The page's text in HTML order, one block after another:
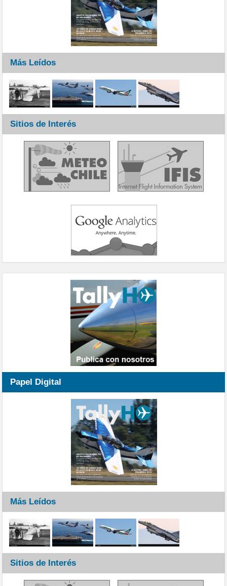
Más Leídos
Sitios de Interés
Papel Digital
Más Leídos
Sitios de Interés